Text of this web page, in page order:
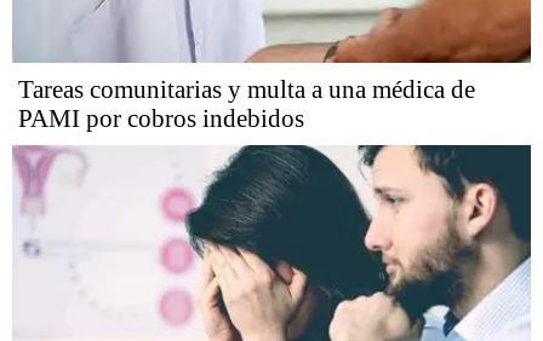
Tareas comunitarias y multa a una médica de
PAMI por cobros indebidos